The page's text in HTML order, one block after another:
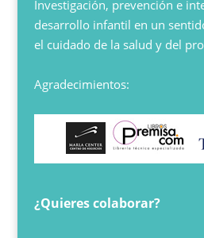
Investigación, prevención e
desarrollo infantil en un
el cuidado de la salud y del
Agradecimientos:
¿Quieres colaborar?